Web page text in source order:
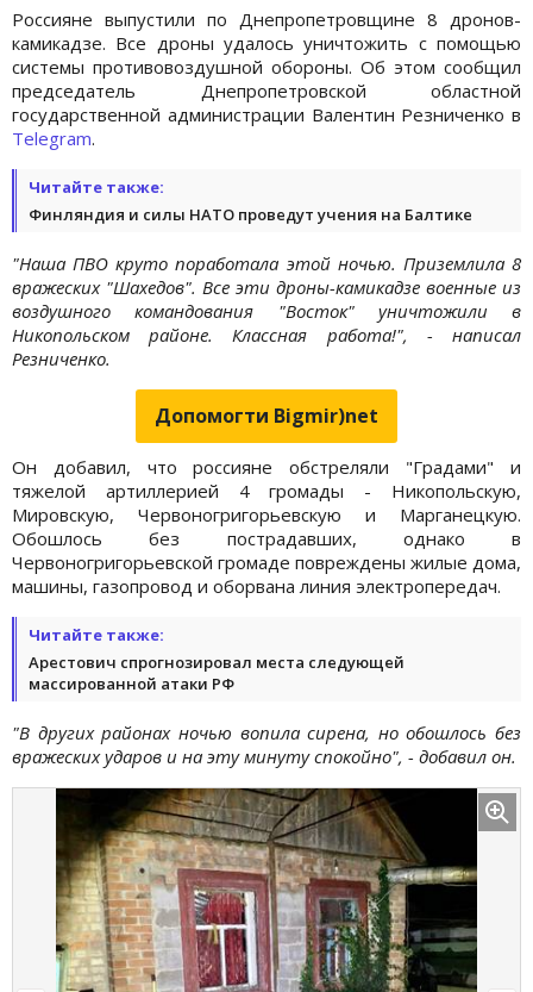
Россияне выпустили по Днепропетровщине 8 дронов-
камикадзе. Все дроны удалось уничтожить с помощью
системы противовоздушной обороны. Об этом сообщил
председатель Днепропетровской областной
государственной администрации Валентин Резниченко в
Telegram.
Читайте также:
Финляндия и силы НАТО проведут учения на Балтике
"Наша ПВО круто поработала этой ночью. Приземлила 8
вражеских "Шахедов". Все эти дроны-камикадзе военные из
воздушного командования "Восток" уничтожили в
Никопольском районе. Классная работа!", - написал
Резниченко.
Допомогти Bigmir)net
Он добавил, что россияне обстреляли "Градами" и
тяжелой артиллерией 4 громады - Никопольскую,
Мировскую, Червоногригорьевскую и Марганецкую.
Обошлось без пострадавших, однако в
Червоногригорьевской громаде повреждены жилые дома,
машины, газопровод и оборвана линия электропередач.
Читайте также:
Арестович спрогнозировал места следующей
массированной атаки РФ
"В других районах ночью вопила сирена, но обошлось без
вражеских ударов и на эту минуту спокойно", - добавил он.